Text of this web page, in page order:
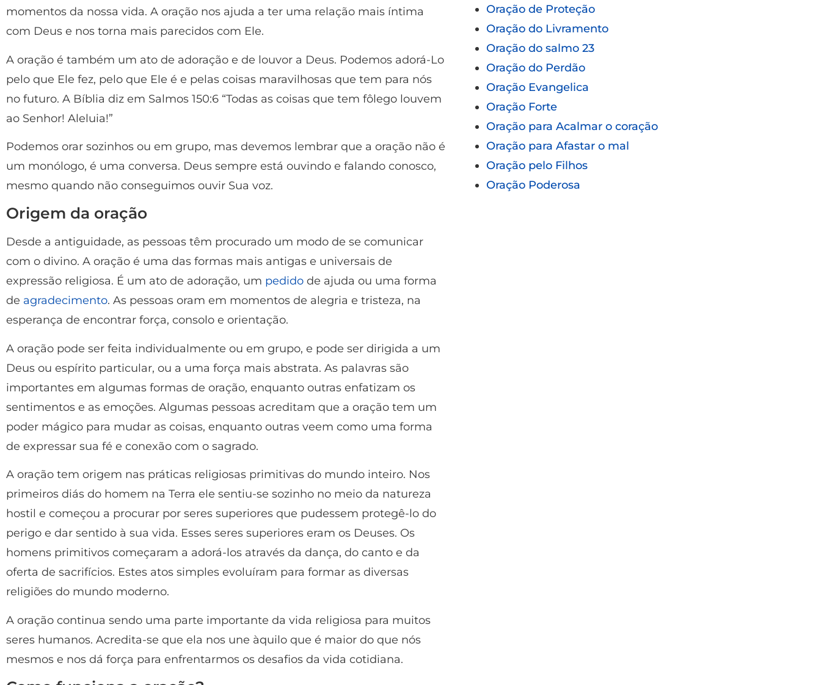
momentos da nossa vida. A oração nos ajuda a ter uma relação mais íntima
com Deus e nos torna mais parecidos com Ele.
A oração é também um ato de adoração e de louvor a Deus. Podemos adorá-Lo
pelo que Ele fez, pelo que Ele é e pelas coisas maravilhosas que tem para nós
no futuro. A Bíblia diz em Salmos 150:6 “Todas as coisas que tem fôlego louvem
ao Senhor! Aleluia!”
Podemos orar sozinhos ou em grupo, mas devemos lembrar que a oração não é
um monólogo, é uma conversa. Deus sempre está ouvindo e falando conosco,
mesmo quando não conseguimos ouvir Sua voz.
Origem da oração
Desde a antiguidade, as pessoas têm procurado um modo de se comunicar
com o divino. A oração é uma das formas mais antigas e universais de
expressão religiosa. É um ato de adoração, um pedido de ajuda ou uma forma
de agradecimento. As pessoas oram em momentos de alegria e tristeza, na
esperança de encontrar força, consolo e orientação.
A oração pode ser feita individualmente ou em grupo, e pode ser dirigida a um
Deus ou espírito particular, ou a uma força mais abstrata. As palavras são
importantes em algumas formas de oração, enquanto outras enfatizam os
sentimentos e as emoções. Algumas pessoas acreditam que a oração tem um
poder mágico para mudar as coisas, enquanto outras veem como uma forma
de expressar sua fé e conexão com o sagrado.
A oração tem origem nas práticas religiosas primitivas do mundo inteiro. Nos
primeiros diás do homem na Terra ele sentiu-se sozinho no meio da natureza
hostil e começou a procurar por seres superiores que pudessem protegê-lo do
perigo e dar sentido à sua vida. Esses seres superiores eram os Deuses. Os
homens primitivos começaram a adorá-los através da dança, do canto e da
oferta de sacrifícios. Estes atos simples evoluíram para formar as diversas
religiões do mundo moderno.
A oração continua sendo uma parte importante da vida religiosa para muitos
seres humanos. Acredita-se que ela nos une àquilo que é maior do que nós
mesmos e nos dá força para enfrentarmos os desafios da vida cotidiana.
Oração de Proteção
Oração do Livramento
Oração do salmo 23
Oração do Perdão
Oração Evangelica
Oração Forte
Oração para Acalmar o coração
Oração para Afastar o mal
Oração pelo Filhos
Oração Poderosa